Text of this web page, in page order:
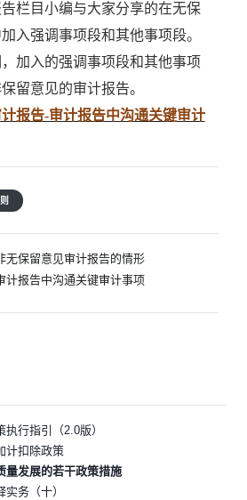
栏目小编与大家分享的在无保
入强调事项段和其他事项段。
加入的强调事项段和其他事项
留意见的审计报告。
计报告-审计报告中沟通关键审计
无保留意见审计报告的情形
计报告中沟通关键审计事项
行指引（2.0版）
计扣除政策
量发展的若干政策措施
务（十）